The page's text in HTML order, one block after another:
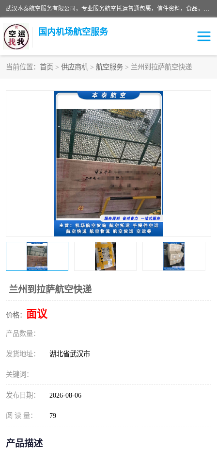
武汉本泰航空服务有限公司，专业服务航空托运普通包裹，信件资料，食品，服装，快消品等运输的专线空运，完善的网络服务确保为客户提供准确、*、安全的“门对门”服务，本着“诚信为本、精诚合作”的服务宗旨.“以安全运输为保障，以运价合理要求市场”的经营理念。武汉机场货运、武汉航空物流、武汉空运、武汉天河国际机场东方、南方、国际航空、机场空运业务覆盖国内二三线机场城市，如：武汉-敦煌、武汉-柳州等
国内机场航空服务
当前位置： 首页 > 供应商机 > 航空服务 > 兰州到拉萨航空快递
兰州到拉萨航空快递
价格： 面议
产品数量：
发货地址： 湖北省武汉市
关键词：
发布日期： 2026-08-06
阅 读 量： 79
产品描述